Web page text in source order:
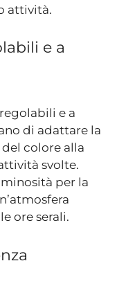
attività.
e a
e a
di adattare la
colore alla
svolte.
per la
ore serali.